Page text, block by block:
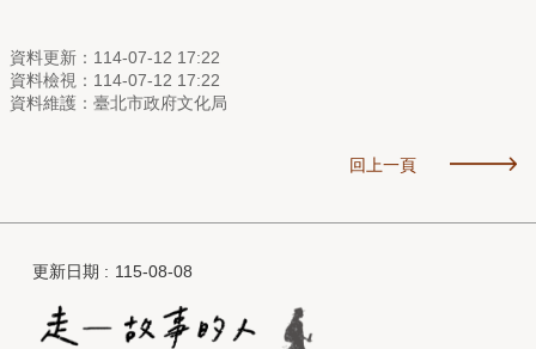
資料更新：114-07-12 17:22
資料檢視：114-07-12 17:22
資料維護：臺北市政府文化局
回上一頁
更新日期 115-08-08